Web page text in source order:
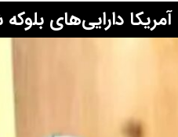
آمریکا دارایی‌های